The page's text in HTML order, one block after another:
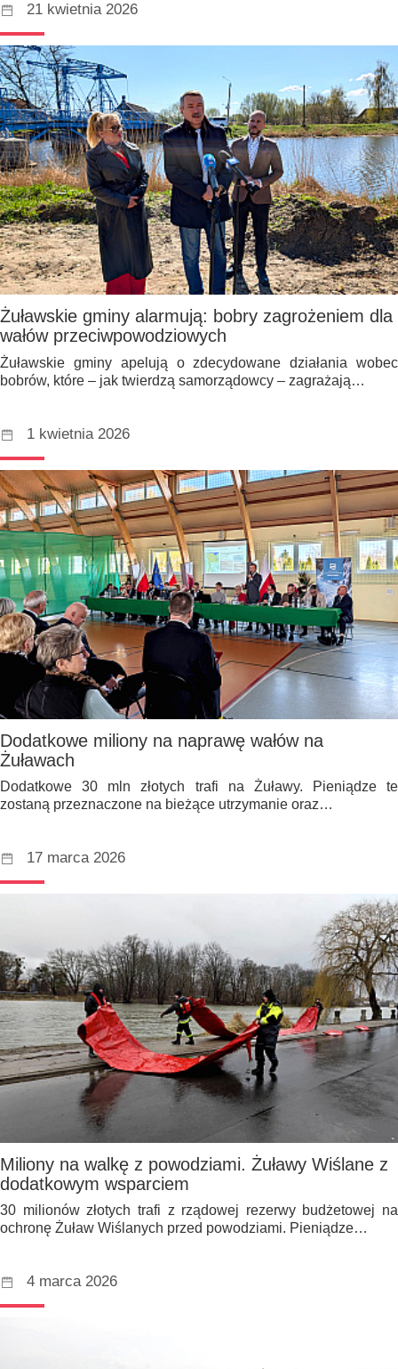
21 kwietnia 2026
Żuławskie gminy alarmują: bobry zagrożeniem dla
wałów przeciwpowodziowych
Żuławskie gminy apelują o zdecydowane działania wobec
bobrów, które – jak twierdzą samorządowcy – zagrażają…
1 kwietnia 2026
Dodatkowe miliony na naprawę wałów na
Żuławach
Dodatkowe 30 mln złotych trafi na Żuławy. Pieniądze te
zostaną przeznaczone na bieżące utrzymanie oraz…
17 marca 2026
Miliony na walkę z powodziami. Żuławy Wiślane z
dodatkowym wsparciem
30 milionów złotych trafi z rządowej rezerwy budżetowej na
ochronę Żuław Wiślanych przed powodziami. Pieniądze…
4 marca 2026